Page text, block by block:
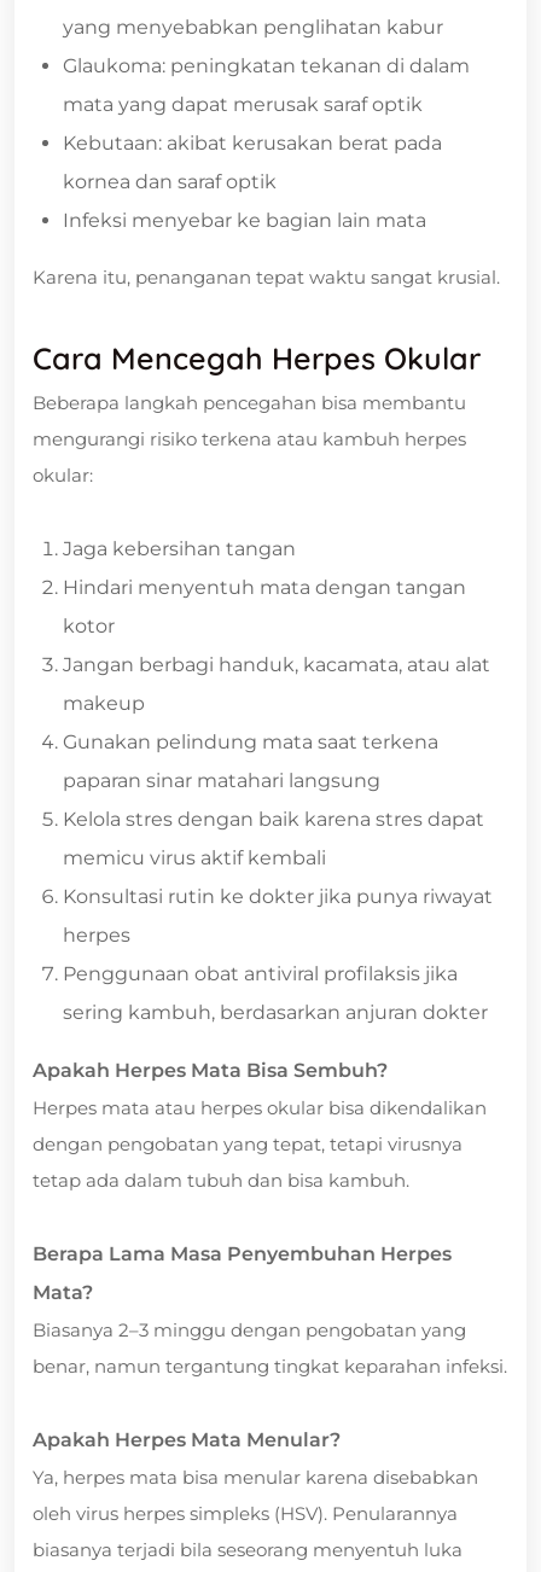
yang menyebabkan penglihatan kabur
Glaukoma: peningkatan tekanan di dalam
mata yang dapat merusak saraf optik
Kebutaan: akibat kerusakan berat pada
kornea dan saraf optik
Infeksi menyebar ke bagian lain mata
Karena itu, penanganan tepat waktu sangat krusial.
Cara Mencegah Herpes Okular
Beberapa langkah pencegahan bisa membantu
mengurangi risiko terkena atau kambuh herpes
okular:
Jaga kebersihan tangan
Hindari menyentuh mata dengan tangan
kotor
Jangan berbagi handuk, kacamata, atau alat
makeup
Gunakan pelindung mata saat terkena
paparan sinar matahari langsung
Kelola stres dengan baik karena stres dapat
memicu virus aktif kembali
Konsultasi rutin ke dokter jika punya riwayat
herpes
Penggunaan obat antiviral profilaksis jika
sering kambuh, berdasarkan anjuran dokter
Apakah Herpes Mata Bisa Sembuh?
Herpes mata atau herpes okular bisa dikendalikan
dengan pengobatan yang tepat, tetapi virusnya
tetap ada dalam tubuh dan bisa kambuh.
Berapa Lama Masa Penyembuhan Herpes
Mata?
Biasanya 2–3 minggu dengan pengobatan yang
benar, namun tergantung tingkat keparahan infeksi.
Apakah Herpes Mata Menular?
Ya, herpes mata bisa menular karena disebabkan
oleh virus herpes simpleks (HSV). Penularannya
biasanya terjadi bila seseorang menyentuh luka